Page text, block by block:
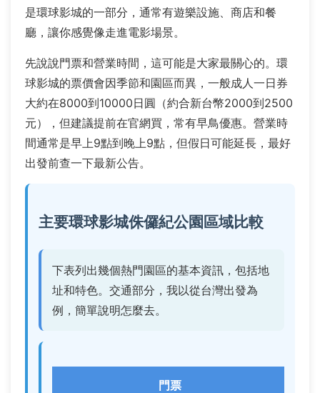
是環球影城的一部分，通常有遊樂設施、商店和餐
廳，讓你感覺像走進電影場景。
先說說門票和營業時間，這可能是大家最關心的。環
球影城的票價會因季節和園區而異，一般成人一日券
大約在8000到10000日圓（約合新台幣2000到2500
元），但建議提前在官網買，常有早鳥優惠。營業時
間通常是早上9點到晚上9點，但假日可能延長，最好
出發前查一下最新公告。
主要環球影城侏儸紀公園區域比較
下表列出幾個熱門園區的基本資訊，包括地
址和特色。交通部分，我以從台灣出發為
例，簡單說明怎麼去。
門票